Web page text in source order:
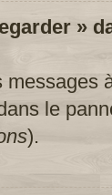
»
messages
le
).